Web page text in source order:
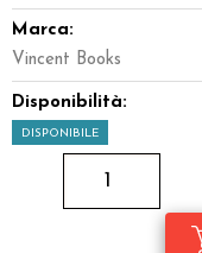
Marca:
Vincent Books
Disponibilità:
DISPONIBILE